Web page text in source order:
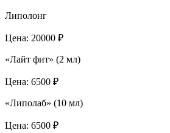
Липолонг
Цена: 20000 ₽
«Лайт фит» (2 мл)
Цена: 6500 ₽
«Липолаб» (10 мл)
Цена: 6500 ₽